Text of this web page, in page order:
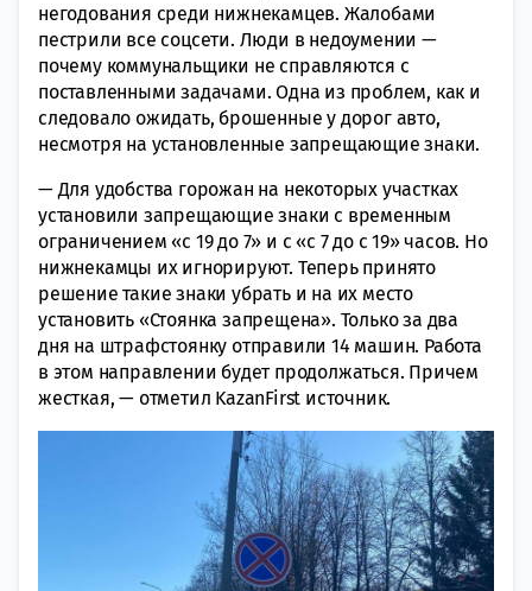
негодования среди нижнекамцев. Жалобами
пестрили все соцсети. Люди в недоумении —
почему коммунальщики не справляются с
поставленными задачами. Одна из проблем, как и
следовало ожидать, брошенные у дорог авто,
несмотря на установленные запрещающие знаки.
— Для удобства горожан на некоторых участках
установили запрещающие знаки с временным
ограничением «с 19 до 7» и с «с 7 до с 19» часов. Но
нижнекамцы их игнорируют. Теперь принято
решение такие знаки убрать и на их место
установить «Стоянка запрещена». Только за два
дня на штрафстоянку отправили 14 машин. Работа
в этом направлении будет продолжаться. Причем
жесткая, — отметил KazanFirst источник.